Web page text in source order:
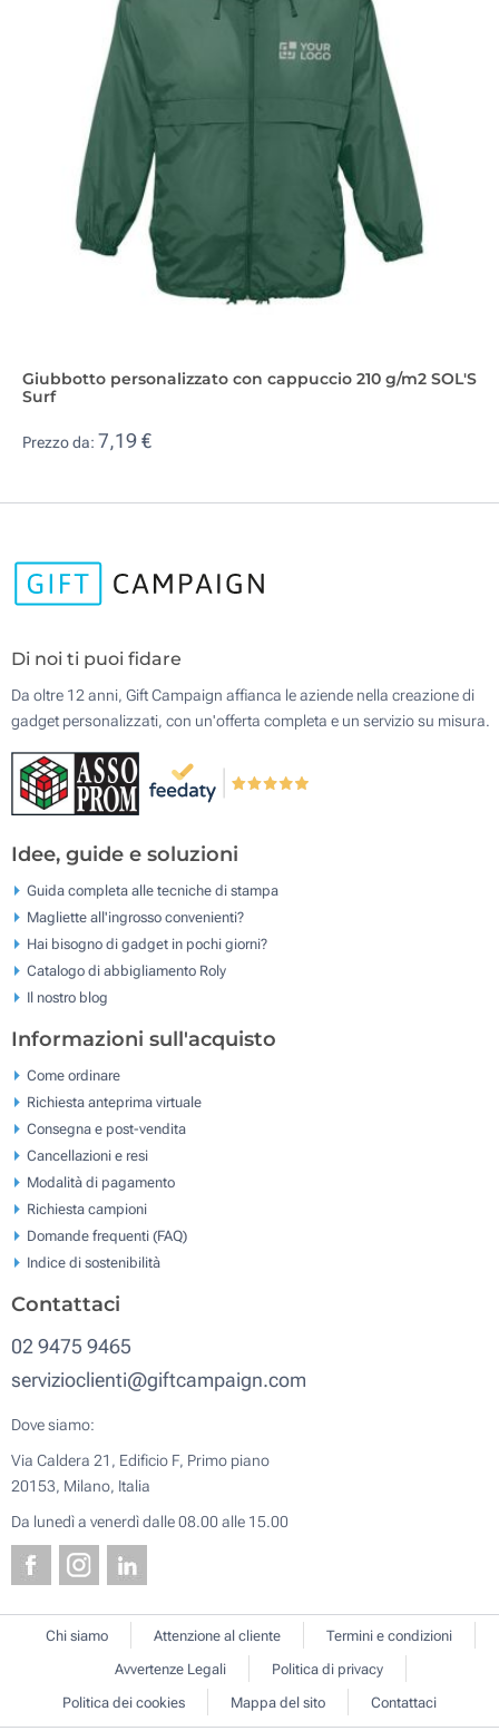
Giubbotto personalizzato con cappuccio 210 g/m2 SOL'S
Surf
Prezzo da: 7,19 €
Di noi ti puoi fidare
Da oltre 12 anni, Gift Campaign affianca le aziende nella creazione di
gadget personalizzati, con un'offerta completa e un servizio su misura.
Idee, guide e soluzioni
Guida completa alle tecniche di stampa
Magliette all'ingrosso convenienti?
Hai bisogno di gadget in pochi giorni?
Catalogo di abbigliamento Roly
Il nostro blog
Informazioni sull'acquisto
Come ordinare
Richiesta anteprima virtuale
Consegna e post-vendita
Cancellazioni e resi
Modalità di pagamento
Richiesta campioni
Domande frequenti (FAQ)
Indice di sostenibilità
Contattaci
02 9475 9465
servizioclienti@giftcampaign.com
Dove siamo:
Via Caldera 21, Edificio F, Primo piano
20153, Milano, Italia
Da lunedì a venerdì dalle 08.00 alle 15.00
Chi siamo Attenzione al cliente
Termini e condizioni
Avvertenze Legali
Politica di privacy
Politica dei cookies
Mappa del sito Contattaci